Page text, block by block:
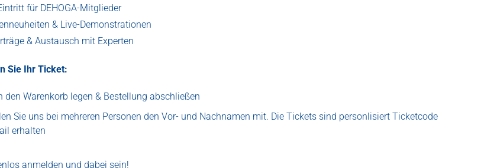
für DEHOGA-Mitglieder
& Live-Demonstrationen
& Austausch mit Experten
Sie Ihr Ticket:
den Warenkorb legen & Bestellung abschließen
Sie uns bei mehreren Personen den Vor- und Nachnamen mit. Die Tickets sind personlisiert Ticketcode
erhalten
anmelden und dabei sein!